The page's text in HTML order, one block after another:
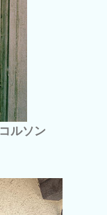
ルソン